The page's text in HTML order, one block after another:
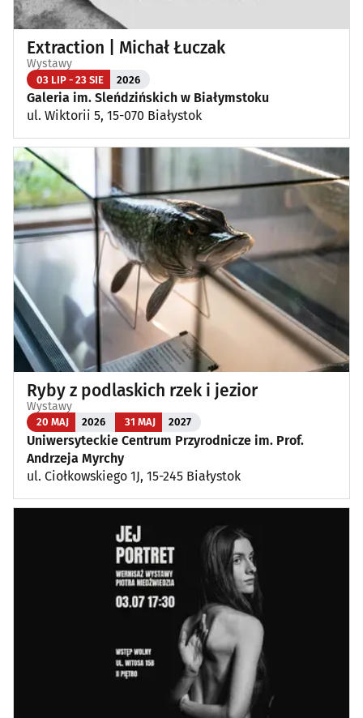
Extraction | Michał Łuczak
Wystawy
03 LIP - 23 SIE 2026
Galeria im. Sleńdzińskich w Białymstoku
ul. Wiktorii 5, 15-070 Białystok
Ryby z podlaskich rzek i jezior
Wystawy
20 MAJ 2026 31 MAJ 2027
Uniwersyteckie Centrum Przyrodnicze im. Prof.
Andrzeja Myrchy
ul. Ciołkowskiego 1J, 15-245 Białystok